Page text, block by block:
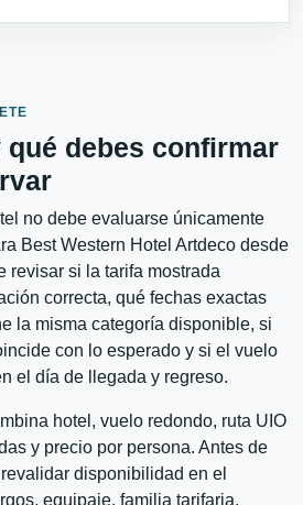
qué debes confirmar
no debe evaluarse únicamente
Best Western Hotel Artdeco desde
revisar si la tarifa mostrada
correcta, qué fechas exactas
la misma categoría disponible, si
con lo esperado y si el vuelo
el día de llegada y regreso.
hotel, vuelo redondo, ruta UIO
y precio por persona. Antes de
disponibilidad en el
equipaje, familia tarifaria,